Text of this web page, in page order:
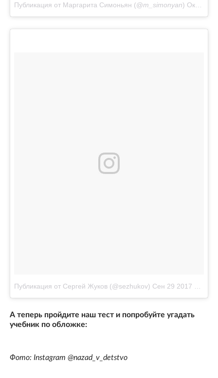
Публикация от Маргарита Симоньян (@m_simonyan) Окт 3 2017 в 9:24 PDT
Публикация от Сергей Жуков (@sezhukov) Сен 29 2017 в 8:01 PDT
А теперь пройдите наш тест и попробуйте угадать
учебник по обложке:
Фото: Instagram @nazad_v_detstvo